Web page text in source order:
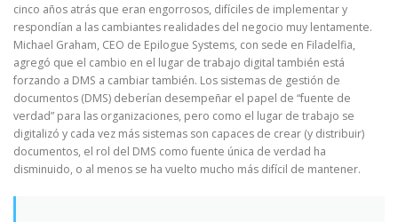
cinco años atrás que eran engorrosos, difíciles de implementar y
respondían a las cambiantes realidades del negocio muy lentamente.
Michael Graham, CEO de Epilogue Systems, con sede en Filadelfia,
agregó que el cambio en el lugar de trabajo digital también está
forzando a DMS a cambiar también. Los sistemas de gestión de
documentos (DMS) deberían desempeñar el papel de “fuente de
verdad” para las organizaciones, pero como el lugar de trabajo se
digitalizó y cada vez más sistemas son capaces de crear (y distribuir)
documentos, el rol del DMS como fuente única de verdad ha
disminuido, o al menos se ha vuelto mucho más difícil de mantener.